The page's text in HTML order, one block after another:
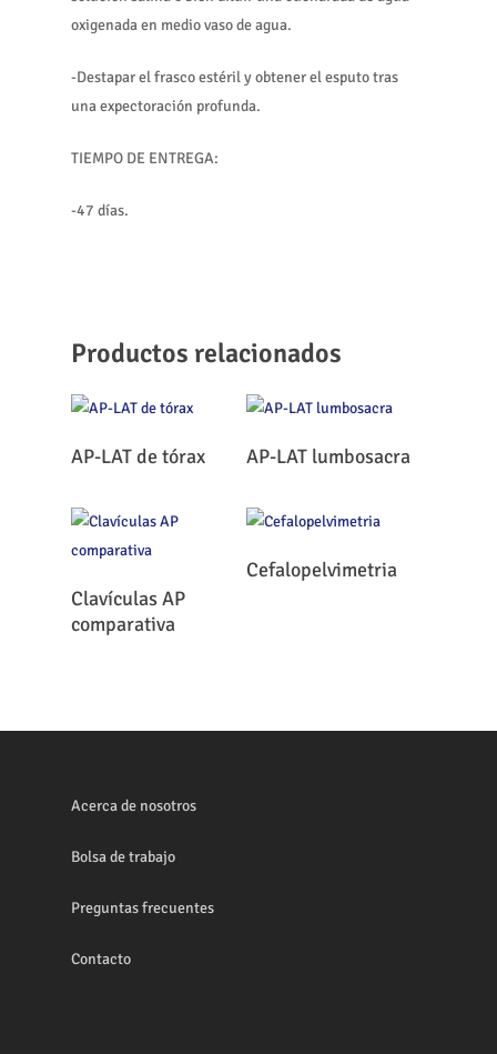
oxigenada en medio vaso de agua.
-Destapar el frasco estéril y obtener el esputo tras
una expectoración profunda.
TIEMPO DE ENTREGA:
-47 días.
Productos relacionados
Leer Más
AP-LAT de tórax Leer Más
AP-LAT lumbosacra
Leer Más
Clavículas AP
comparativa
Leer Más
Cefalopelvimetria
Acerca de nosotros
Bolsa de trabajo
Preguntas frecuentes
Contacto